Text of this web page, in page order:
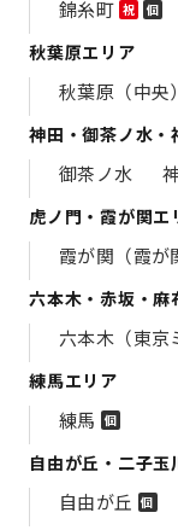
錦糸町 祝 個
秋葉原エリア
秋葉原（中央）
神田・御茶ノ水・
御茶ノ水
虎ノ門・霞が関エ
霞が関（霞が
六本木・赤坂・麻
六本木（東京
練馬エリア
練馬 個
自由が丘・二子玉
自由が丘 個